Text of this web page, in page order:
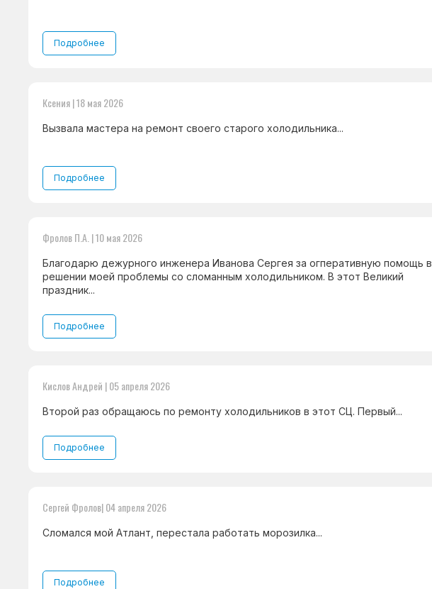
Подробнее
Ксения | 18 мая 2026
Вызвала мастера на ремонт своего старого холодильника...
Подробнее
Фролов П.А. | 10 мая 2026
Благодарю дежурного инженера Иванова Сергея за огперативную помощь в
решении моей проблемы со сломанным холодильником. В этот Великий
праздник...
Подробнее
Кислов Андрей | 05 апреля 2026
Второй раз обращаюсь по ремонту холодильников в этот СЦ. Первый...
Подробнее
Сергей Фролов| 04 апреля 2026
Сломался мой Атлант, перестала работать морозилка...
Подробнее